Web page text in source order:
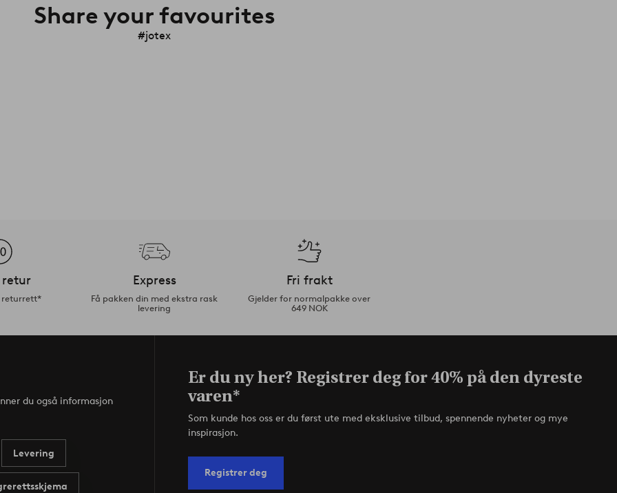
Share your favourites
#jotex
retur
returrett*
Express
Få pakken din med ekstra rask
levering
Fri frakt
Gjelder for normalpakke over
649 NOK
du også informasjon
Levering
Er du ny her? Registrer deg for 40% på den dyreste
varen*
Som kunde hos oss er du først ute med eksklusive tilbud, spennende nyheter og mye
inspirasjon.
Registrer deg